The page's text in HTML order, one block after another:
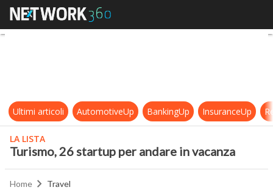
Turismo, 26 startup per andare in
Ultimi articoli AutomotiveUp BankingUp InsuranceUp
LA LISTA
Turismo, 26 startup per andare in vacanza
Home Travel